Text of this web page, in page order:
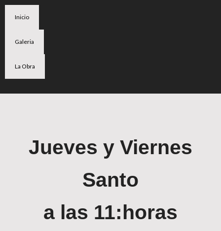
Inicio
Galeria
La Obra
Jueves y Viernes
Santo
a las 11:horas